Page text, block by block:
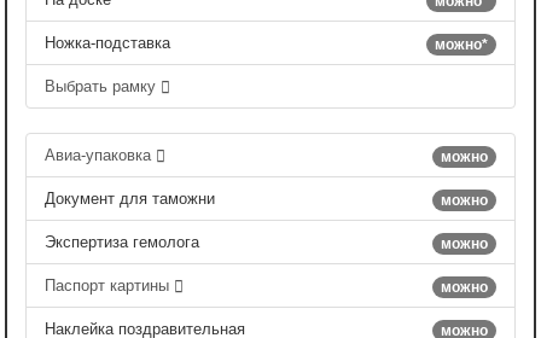
можно*
Ножка-подставка
Выбрать рамку
можно
Авиа-упаковка
можно
Документ для таможни
можно
Экспертиза гемолога
можно
Паспорт картины
можно
Наклейка поздравительная